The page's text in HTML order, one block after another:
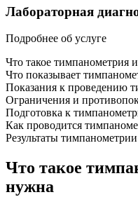
Лабораторная
Подробнее об услуге
Что такое тимпанометрия
Что показывает
Показания к проведению
Ограничения и
Подготовка к
Как проводится
Результаты
Что такое
нужна